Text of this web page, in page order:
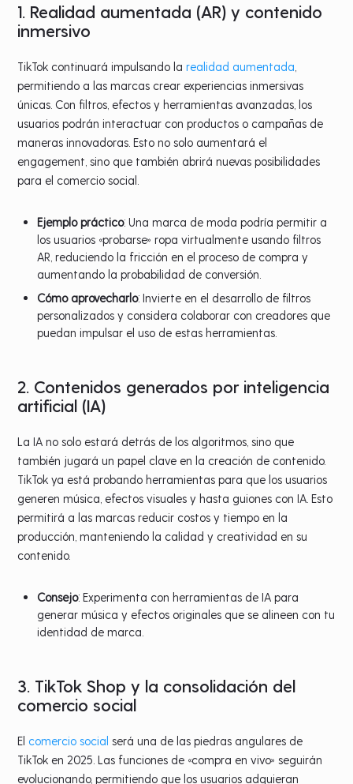
1. Realidad aumentada (AR) y contenido
inmersivo
TikTok continuará impulsando larealidad aumentada
permitiendo a las marcas crear experiencias inmersivas
únicas. Con filtros, efectos y herramientas avanzadas, los
usuarios podrán interactuar con productos o campañas de
maneras innovadoras. Esto no solo aumentará el
engagement, sino que también abrirá nuevas posibilidades
para el comercio social.
Ejemplo práctico: Una marca de moda podría permitir a
los usuarios «probarse» ropa virtualmente usando filtros
AR, reduciendo la fricción en el proceso de compra y
aumentando la probabilidad de conversión.
Cómo aprovecharlo: Invierte en el desarrollo de filtros
personalizados y considera colaborar con creadores que
puedan impulsar el uso de estas herramientas.
2. Contenidos generados por inteligencia
artificial (IA)
La IA no solo estará detrás de los algoritmos, sino que
también jugará un papel clave en la creación de contenido.
TikTok ya está probando herramientas para que los usuarios
generen música, efectos visuales y hasta guiones con IA. Esto
permitirá a las marcas reducir costos y tiempo en la
producción, manteniendo la calidad y creatividad en su
contenido.
Consejo: Experimenta con herramientas de IA para
generar música y efectos originales que se alineen con tu
identidad de marca.
3. TikTok Shop y la consolidación del
comercio social
El comercio social será una de las piedras angulares de
TikTok en 2025. Las funciones de «compra en vivo» seguirán
evolucionando, permitiendo que los usuarios adquieran